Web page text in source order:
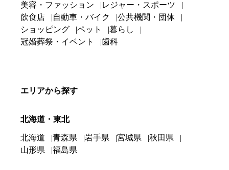
美容・ファッション
レジャー・スポーツ
飲食店
自動車・バイク
公共機関・団体
ショッピング
ペット
暮らし
冠婚葬祭・イベント
歯科
エリアから探す
北海道・東北
北海道 青森県 岩手県 宮城県
秋田県
山形県
福島県